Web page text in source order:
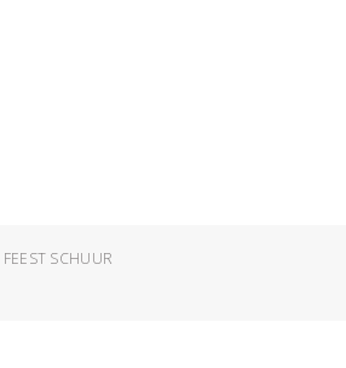
FEEST SCHUUR